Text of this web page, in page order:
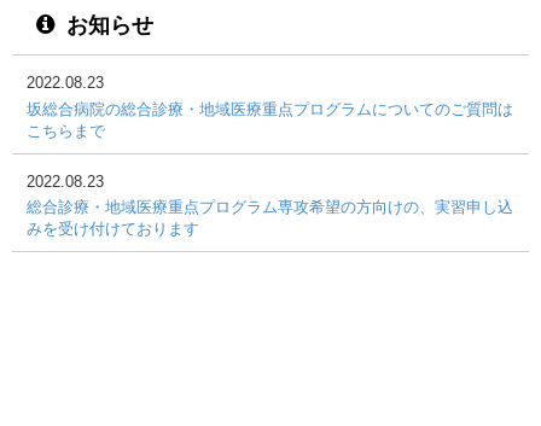
お知らせ
2022.08.23
坂総合病院の総合診療・地域医療重点プログラムについてのご質問は
こちらまで
2022.08.23
総合診療・地域医療重点プログラム専攻希望の方向けの、実習申し込
みを受け付けております